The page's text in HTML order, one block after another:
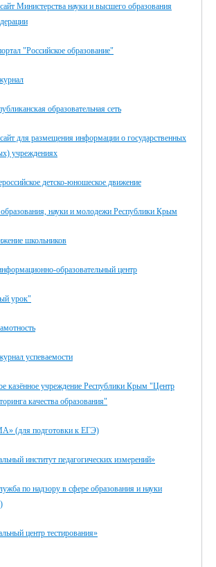
Министерства науки и высшего образования
"Российское образование"
образовательная сеть
для размещения информации о государственных
учреждениях
детско-юношеское движение
науки и молодежи Республики Крым
школьников
образовательный центр
урок"
успеваемости
казённое учреждение Республики Крым "Центр
качества образования"
(для подготовки к ЕГЭ)
институт педагогических измерений»
по надзору в сфере образования и науки
центр тестирования»